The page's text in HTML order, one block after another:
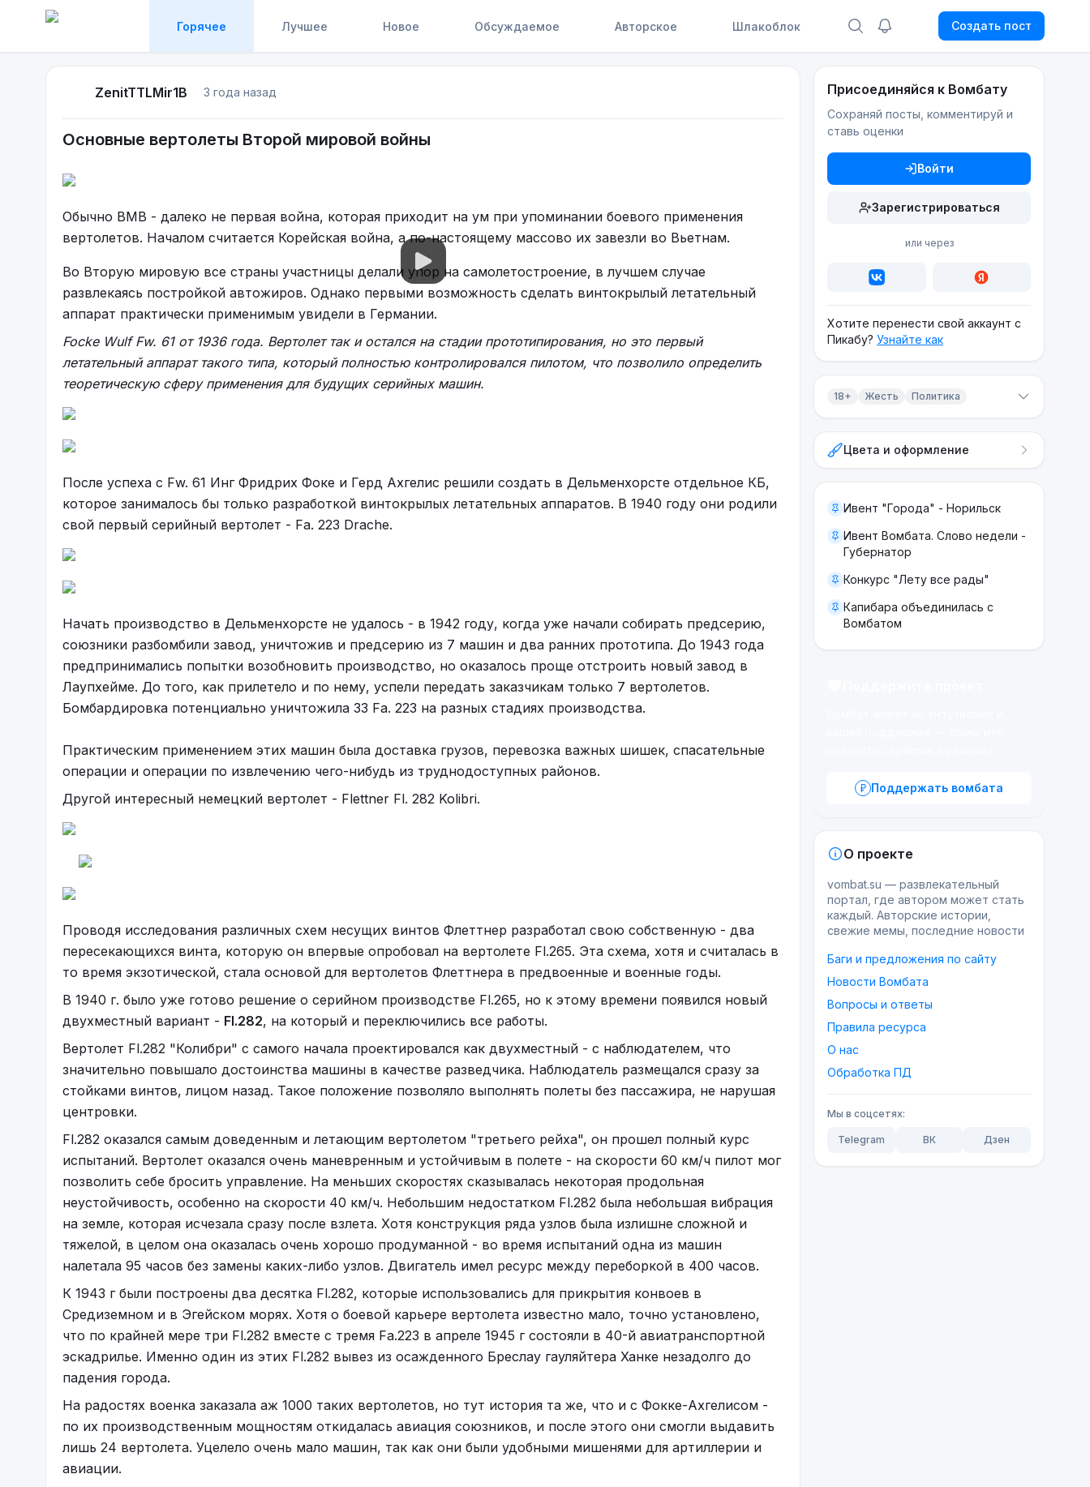
Горячее Лучшее Новое Обсуждаемое Авторское Шлакоблок Создать пост
ZenitTTLMir1B 3 года назад
Основные вертолеты Второй мировой войны
Обычно ВМВ - далеко не первая война, которая приходит на ум при упоминании боевого применения
вертолетов. Началом считается Корейская война, а по-настоящему массово их завезли во Вьетнам.
Во Вторую мировую все страны участницы делали упор на самолетостроение, в лучшем случае
развлекаясь постройкой автожиров. Однако первыми возможность сделать винтокрылый летательный
аппарат практически применимым увидели в Германии.
Focke Wulf Fw. 61 от 1936 года. Вертолет так и остался на стадии прототипирования, но это первый
летательный аппарат такого типа, который полностью контролировался пилотом, что позволило определить
теоретическую сферу применения для будущих серийных машин.
После успеха с Fw. 61 Инг Фридрих Фоке и Герд Ахгелис решили создать в Дельменхорсте отдельное КБ,
которое занималось бы только разработкой винтокрылых летательных аппаратов. В 1940 году они родили
свой первый серийный вертолет - Fa. 223 Drache.
Начать производство в Дельменхорсте не удалось - в 1942 году, когда уже начали собирать предсерию,
союзники разбомбили завод, уничтожив и предсерию из 7 машин и два ранних прототипа. До 1943 года
предпринимались попытки возобновить производство, но оказалось проще отстроить новый завод в
Лаупхейме. До того, как прилетело и по нему, успели передать заказчикам только 7 вертолетов.
Бомбардировка потенциально уничтожила 33 Fa. 223 на разных стадиях производства.
Практическим применением этих машин была доставка грузов, перевозка важных шишек, спасательные
операции и операции по извлечению чего-нибудь из труднодоступных районов.
Другой интересный немецкий вертолет - Flettner Fl. 282 Kolibri.
Проводя исследования различных схем несущих винтов Флеттнер разработал свою собственную - два
пересекающихся винта, которую он впервые опробовал на вертолете Fl.265. Эта схема, хотя и считалась в
то время экзотической, стала основой для вертолетов Флеттнера в предвоенные и военные годы.
В 1940 г. было уже готово решение о серийном производстве Fl.265, но к этому времени появился новый
двухместный вариант - Fl.282, на который и переключились все работы.
Вертолет Fl.282 "Колибри" с самого начала проектировался как двухместный - с наблюдателем, что
значительно повышало достоинства машины в качестве разведчика. Наблюдатель размещался сразу за
стойками винтов, лицом назад. Такое положение позволяло выполнять полеты без пассажира, не нарушая
центровки.
Fl.282 оказался самым доведенным и летающим вертолетом "третьего рейха", он прошел полный курс
испытаний. Вертолет оказался очень маневренным и устойчивым в полете - на скорости 60 км/ч пилот мог
позволить себе бросить управление. На меньших скоростях сказывалась некоторая продольная
неустойчивость, особенно на скорости 40 км/ч. Небольшим недостатком Fl.282 была небольшая вибрация
на земле, которая исчезала сразу после взлета. Хотя конструкция ряда узлов была излишне сложной и
тяжелой, в целом она оказалась очень хорошо продуманной - во время испытаний одна из машин
налетала 95 часов без замены каких-либо узлов. Двигатель имел ресурс между переборкой в 400 часов.
К 1943 г были построены два десятка Fl.282, которые использовались для прикрытия конвоев в
Средиземном и в Эгейском морях. Хотя о боевой карьере вертолета известно мало, точно установлено,
что по крайней мере три Fl.282 вместе с тремя Fa.223 в апреле 1945 г состояли в 40-й авиатранспортной
эскадрилье. Именно один из этих Fl.282 вывез из осажденного Бреслау гауляйтера Ханке незадолго до
падения города.
На радостях военка заказала аж 1000 таких вертолетов, но тут история та же, что и с Фокке-Ахгелисом -
по их производственным мощностям откидалась авиация союзников, и после этого они смогли выдавить
лишь 24 вертолета. Уцелело очень мало машин, так как они были удобными мишенями для артиллерии и
авиации.
Присоединяйся к Вомбату
Сохраняй посты, комментируй и
ставь оценки
Войти
Зарегистрироваться
или через
Хотите перенести свой аккаунт с
Пикабу? Узнайте как
18+ Жесть Политика
ЖестьЦвета и оформление
Ивент "Города" - Норильск
Ивент Вомбата. Слово недели -
Губернатор
Конкурс "Лету все рады"
Капибара объединилась с
Вомбатом
Поддержать вомбата
О проекте
vombat.su — развлекательный
портал, где автором может стать
каждый. Авторские истории,
свежие мемы, последние новости
Баги и предложения по сайту
Новости Вомбата
Вопросы и ответы
Правила ресурса
О нас
Обработка ПД
Мы в соцсетях:
Telegram ВК Дзен